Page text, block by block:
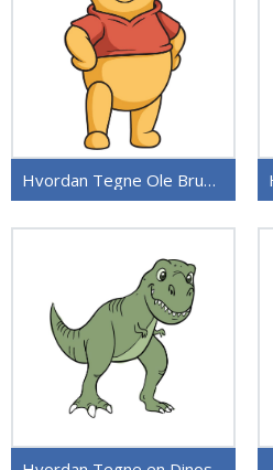
Hvordan Tegne Ole Brumm